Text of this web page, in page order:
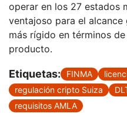
operar en los 27 estados
ventajoso para el
más rígido en términos
producto.
Etiquetas: FINMA
regulación cripto Suiza
requisitos AMLA